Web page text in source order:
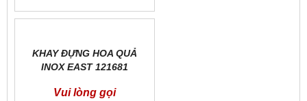
KHAY ĐỰNG HOA QUẢ
INOX EAST 121681
Vui lòng gọi